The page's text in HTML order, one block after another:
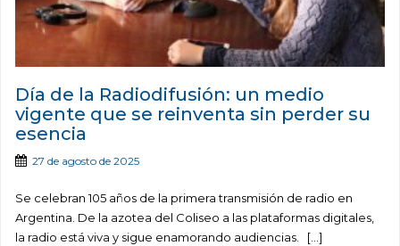
Día de la Radiodifusión: un medio
vigente que se reinventa sin perder su
esencia
27 de agosto de 2025
Se celebran 105 años de la primera transmisión de radio en
Argentina. De la azotea del Coliseo a las plataformas digitales,
la radio está viva y sigue enamorando audiencias. […]